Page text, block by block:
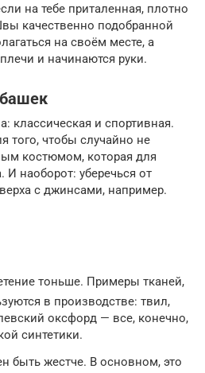
на тебе приталенная, плотно
качественно подобранной
на своём месте, а
и начинаются руки.
классическая и спортивная.
того, чтобы случайно не
костюмом, которая для
И наоборот: уберечься от
с джинсами, например.
тоньше. Примеры тканей,
в производстве: твил,
оксфорд — все, конечно,
синтетики.
быть жестче. В основном, это